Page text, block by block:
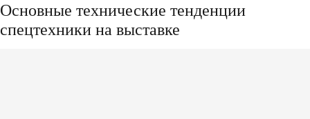
Основные технические тенденции
спецтехники на выставке